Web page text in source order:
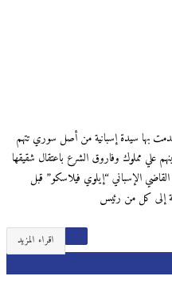
بها سيدة إسبانية من أصل سوري تتهم
علي مملوك وفاروق الشرع باعتقال شقيقها
الإسباني “إيلوي فيلاسكو” قبل
اقراء المزيد